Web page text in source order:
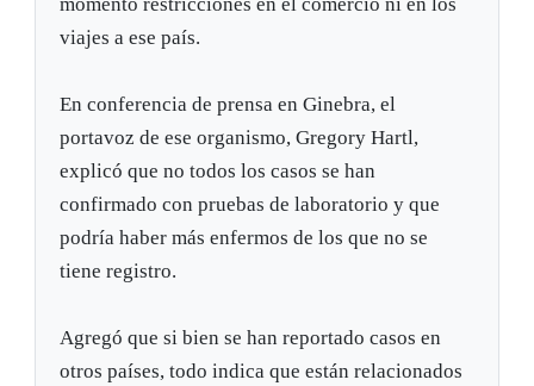
momento restricciones en el comercio ni en los
viajes a ese país.
En conferencia de prensa en Ginebra, el
portavoz de ese organismo, Gregory Hartl,
explicó que no todos los casos se han
confirmado con pruebas de laboratorio y que
podría haber más enfermos de los que no se
tiene registro.
Agregó que si bien se han reportado casos en
otros países, todo indica que están relacionados